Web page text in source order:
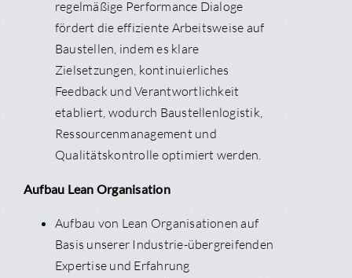
regelmäßige Performance Dialoge
fördert die effiziente Arbeitsweise auf
Baustellen, indem es klare
Zielsetzungen, kontinuierliches
Feedback und Verantwortlichkeit
etabliert, wodurch Baustellenlogistik,
Ressourcenmanagement und
Qualitätskontrolle optimiert werden.
Aufbau Lean Organisation
Aufbau von Lean Organisationen auf
Basis unserer Industrie-übergreifenden
Expertise und Erfahrung